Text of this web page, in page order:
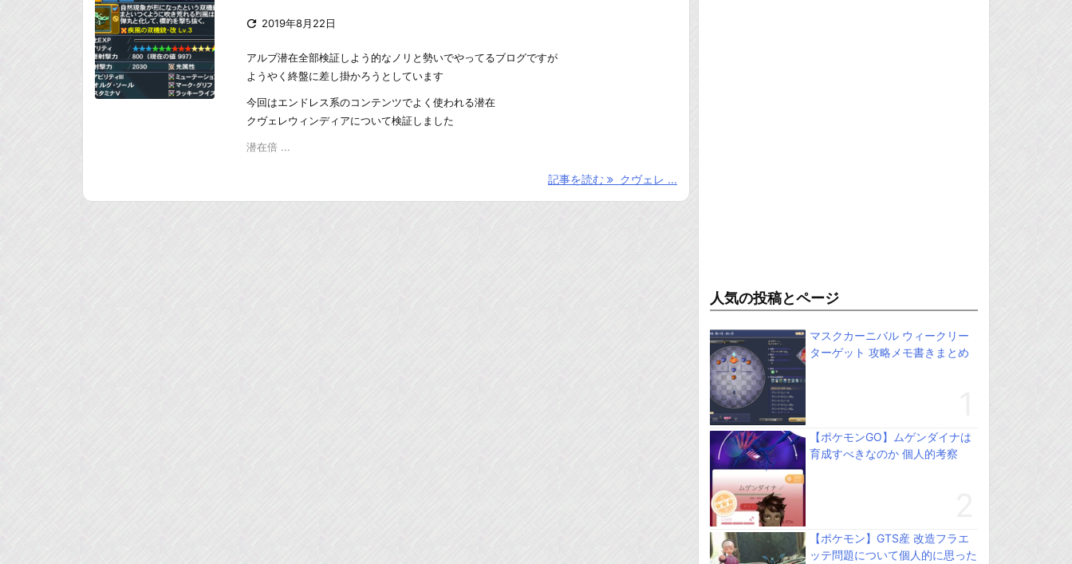
 2019年8月22日
アルブ潜在全部検証しよう的なノリと勢いでやってるブログですが
ようやく終盤に差し掛かろうとしています
今回はエンドレス系のコンテンツでよく使われる潜在
クヴェレウィンディアについて検証しました
潜在倍 ...
記事を読む クヴェレ ...
人気の投稿とページ
マスクカーニバル ウィークリー
ターゲット 攻略メモ書きまとめ
【ポケモンGO】ムゲンダイナは
育成すべきなのか 個人的考察
【ポケモン】GTS産 改造フラエ
ッテ問題について個人的に思った